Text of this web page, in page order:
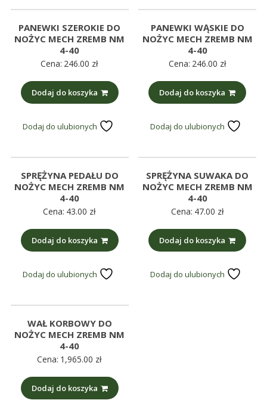
zamienne.
PANEWKI SZEROKIE DO
NOŻYC MECH ZREMB NM
4-40
Cena: 246.00 zł
Dodaj do koszyka
Dodaj do ulubionych
PANEWKI WĄSKIE DO
NOŻYC MECH ZREMB NM
4-40
Cena: 246.00 zł
Dodaj do koszyka
Dodaj do ulubionych
SPRĘŻYNA PEDAŁU DO
NOŻYC MECH ZREMB NM
4-40
Cena: 43.00 zł
Dodaj do koszyka
Dodaj do ulubionych
SPRĘŻYNA SUWAKA DO
NOŻYC MECH ZREMB NM
4-40
Cena: 47.00 zł
Dodaj do koszyka
Dodaj do ulubionych
WAŁ KORBOWY DO
NOŻYC MECH ZREMB NM
4-40
Cena: 1,965.00 zł
Dodaj do koszyka